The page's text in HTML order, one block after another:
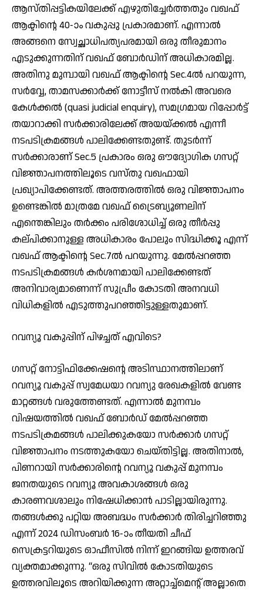
ആസ്തിപ്പട്ടികയിലേക്ക് എഴുതിച്ചേർത്തതും വഖഫ്
ആക്ടിന്റെ 40-ാം വകുപ്പു പ്രകാരമാണ്. എന്നാൽ
അങ്ങനെ സ്വേച്ഛാധിപത്യപരമായി ഒരു തീരുമാനം
എടുക്കുന്നതിന് വഖഫ് ബോർഡിന് അധികാരമില്ല.
അതിനു മുമ്പായി വഖഫ് ആക്ടിൻ്റെ Sec.4ൽ പറയുന്ന,
സർവ്വേ, താമസക്കാർക്ക് നോട്ടീസ് നൽകി അവരെ
കേൾക്കൽ (quasi judicial enquiry), സമഗ്രമായ റിപ്പോർട്ട്
തയാറാക്കി സർക്കാരിലേക്ക് അയയ്ക്കൽ എന്നീ
നടപടിക്രമങ്ങൾ പാലിക്കേണ്ടതുണ്ട്. തുടർന്ന്
സർക്കാരാണ് Sec.5 പ്രകാരം ഒരു ഔദ്യോഗിക ഗസറ്റ്
വിജ്ഞാപനത്തിലൂടെ വസ്തു വഖഫായി
പ്രഖ്യാപിക്കേണ്ടത്. അത്തരത്തിൽ ഒരു വിജ്ഞാപനം
ഉണ്ടെങ്കിൽ മാത്രമേ വഖഫ് ട്രൈബ്യൂണലിന്
എന്തെങ്കിലും തർക്കം പരിശോധിച്ച് ഒരു തീർപ്പു
കല്പിക്കാനുള്ള അധികാരം പോലും സിദ്ധിക്കൂ എന്ന്
വഖഫ് ആക്ടിന്റെ Sec.7ൽ പറയുന്നു. മേൽപ്പറഞ്ഞ
നടപടിക്രമങ്ങൾ കർശനമായി പാലിക്കേണ്ടത്
അനിവാര്യമാണെന്ന് സുപ്രീം കോടതി അനവധി
വിധികളിൽ എടുത്തുപറഞ്ഞിട്ടുള്ളതുമാണ്.
റവന്യൂ വകുപ്പിന് പിഴച്ചത് എവിടെ?
ഗസറ്റ് നോട്ടിഫിക്കേഷന്റെ അടിസ്ഥാനത്തിലാണ്
റവന്യൂ വകുപ്പ് സ്വമേധയാ റവന്യു രേഖകളിൽ വേണ്ട
മാറ്റങ്ങൾ വരുത്തേണ്ടത്. എന്നാൽ മുനമ്പം
വിഷയത്തിൽ വഖഫ് ബോർഡ് മേൽപ്പറഞ്ഞ
നടപടിക്രമങ്ങൾ പാലിക്കുകയോ സർക്കാർ ഗസറ്റ്
വിജ്ഞാപനം നടത്തുകയോ ചെയ്തിട്ടില്ല. അതിനാൽ,
പിണറായി സർക്കാരിൻ്റെ റവന്യൂ വകുപ്പ് മുനമ്പം
ജനതയുടെ റവന്യൂ അവകാശങ്ങൾ ഒരു
കാരണവശാലും നിഷേധിക്കാൻ പാടില്ലായിരുന്നു.
തങ്ങൾക്കു പറ്റിയ അബദ്ധം സർക്കാർ തിരിച്ചറിഞ്ഞു
എന്ന് 2024 ഡിസംബർ 16-ാം തീയതി ചീഫ്
സെക്രട്ടറിയുടെ ഓഫീസിൽ നിന്ന് ഇറങ്ങിയ ഉത്തരവ്
വ്യക്തമാക്കുന്നു. “ഒരു സിവിൽ കോടതിയുടെ
ഉത്തരവിലൂടെ അറിയിക്കുന്ന അറ്റാച്ച്മെൻ്റ് അല്ലാതെ